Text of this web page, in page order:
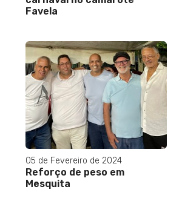
Favela
05 de Fevereiro de 2024
Reforço de peso em
Mesquita